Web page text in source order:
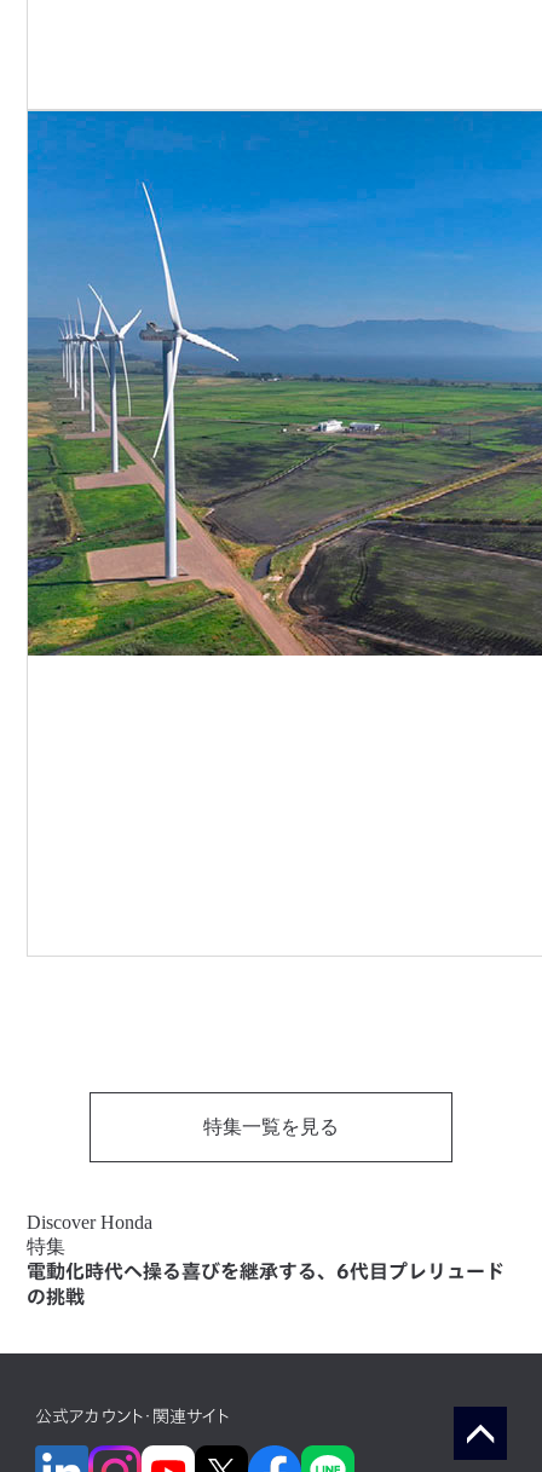
特集一覧を見る
Discover Honda
特集
電動化時代へ操る喜びを継承する、6代目プレリュード
の挑戦
公式アカウント・関連サイト